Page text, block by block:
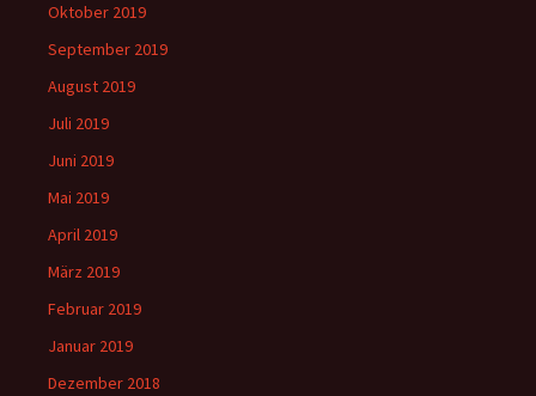
Oktober 2019
September 2019
August 2019
Juli 2019
Juni 2019
Mai 2019
April 2019
März 2019
Februar 2019
Januar 2019
Dezember 2018